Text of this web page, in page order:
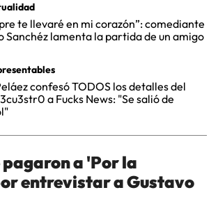
te llevaré en mi corazón”: comediante
Sanchéz lamenta la partida de un amigo
confesó TODOS los detalles del
a Fucks News: "Se salió de
a 'Por la
entrevistar a Gustavo